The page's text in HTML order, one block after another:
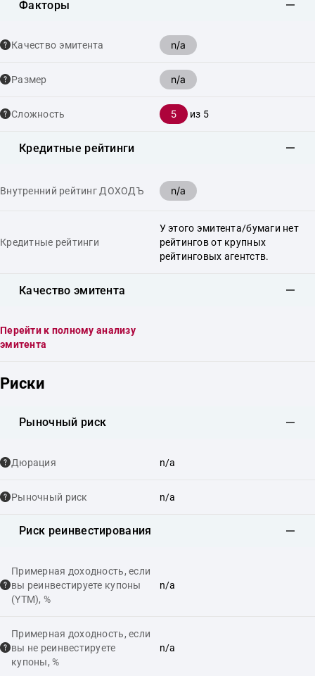
Факторы
Качество эмитента n/a
Размер n/a
Сложность 5 из 5
Кредитные рейтинги
Внутренний рейтинг ДОХОДЪ n/a
Кредитные рейтинги
У этого эмитента/бумаги нет
рейтингов от крупных
рейтинговых агентств.
Качество эмитента
Перейти к полному анализу
эмитента
Риски
Рыночный риск
Дюрация n/a
Рыночный риск n/a
Риск реинвестирования
Примерная доходность, если
вы реинвестируете купоны
(YTM), %
n/a
Примерная доходность, если
вы не реинвестируете
купоны, %
n/a